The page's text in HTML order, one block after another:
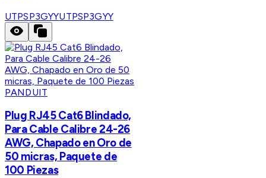
UTPSP3GYYUTPSP3GYY
PANDUIT
Plug RJ45 Cat6 Blindado,
Para Cable Calibre 24-26
AWG, Chapado en Oro de
50 micras, Paquete de
100 Piezas